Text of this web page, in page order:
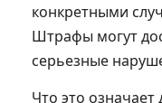
конкретными
Штрафы могут
серьезные
Что это означает